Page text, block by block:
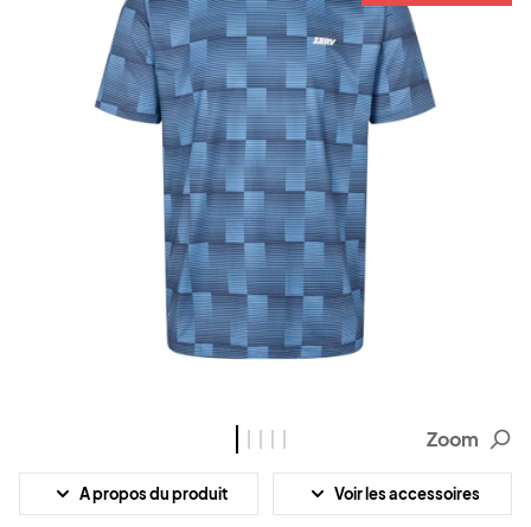
Zoom
A propos du produit Voir les accessoires